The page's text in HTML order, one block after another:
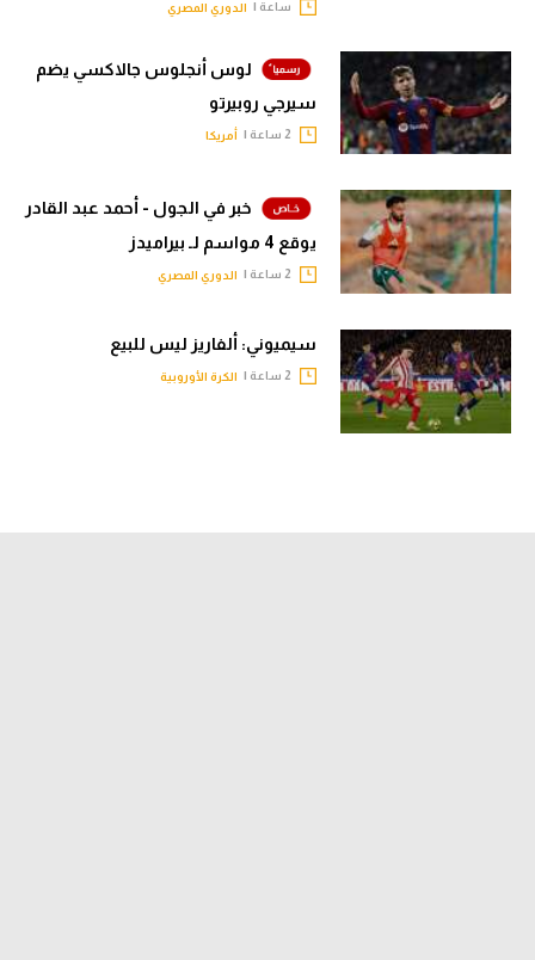
ساعة | الدوري المصري
لوس أنجلوس جالاكسي يضم
سيرجي روبيرتو
أمريكا
خبر في الجول - أحمد عبد القادر
يوقع 4 مواسم لـ بيراميدز
الدوري المصري
سيميوني: ألفاريز ليس للبيع
الكرة الأوروبية